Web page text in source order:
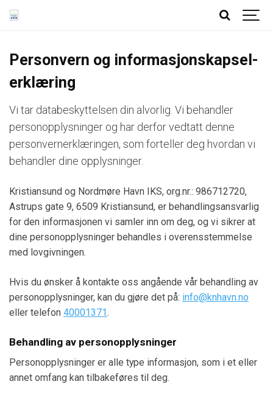
Personvern og informasjonskapsel-
erklæring
Vi tar databeskyttelsen din alvorlig. Vi behandler
personopplysninger og har derfor vedtatt denne
personvernerklæringen, som forteller deg hvordan vi
behandler dine opplysninger.
Kristiansund og Nordmøre Havn IKS, org.nr.: 986712720,
Astrups gate 9, 6509 Kristiansund, er behandlingsansvarlig
for den informasjonen vi samler inn om deg, og vi sikrer at
dine personopplysninger behandles i overensstemmelse
med lovgivningen.
Hvis du ønsker å kontakte oss angående vår behandling av
personopplysninger, kan du gjøre det på: info@knhavn.no
eller telefon 40001371.
Behandling av personopplysninger
Personopplysninger er alle type informasjon, som i et eller
annet omfang kan tilbakeføres til deg.